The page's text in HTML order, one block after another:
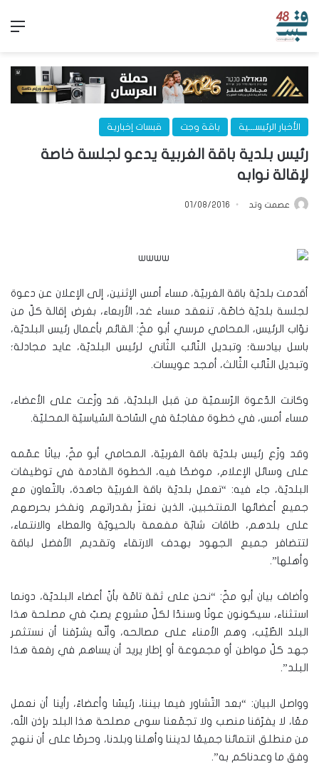
الأخبار الرئيســـية باقة وجت قبسات إخبارية
رئيس بلدية باقة الغربية يدعو لجلسة خاصة
لإقالة نوابه
عصمت وتد 01/08/2016
أقدمت بلديّة باقة الغربيّة، مساء أمس الإثنين، إلى الإعلان عن دعوة
لجلسة بلديّة خاصّة، تنعقد مساء غد، الأربعاء، بغرض إقالة كلّ من
نوّاب الرئيس، المحامي مرسي أبو مخّ: القائم بأعمال رئيس البلديّة،
باسل بيادسة؛ وتبديل النّائب الثّاني لرئيس البلديّة، عايد مجادلة؛
وتبديل النّائب الثّالث، أمجد عويسات.
وكانت الدّعوة الرّسميّة من قبل البلديّة، قد وزّعت على الأعضاء،
مساء أمس، في خطوة مفاجئة في السّاحة السّياسيّة المحليّة.
وقد وزّع رئيس بلديّة باقة الغربيّة، المحامي أبو مخّ، بيانًا عمّمه
على وسائل الإعلام، موضحًا فيه، الخطوة القادمة في توظيفات
البلديّة، جاء فيه: “تعمل بلديّة باقة الغربيّة جاهدة، بالتّعاون مع
جميع أعضائها المنتخبين، الذين نعتزّ بقدراتهم ونفخر بحرصهم
على بلدهم، طاقات شابّة مفعمة بالحيويّة والعطاء والانتماء،
لتتضافر جميع الجهود بهدف الارتقاء وتقديم الأفضل لباقة
وأهلها”.
وأضاف بيان أبو مخّ: “نحن على ثقة تامّة بأنّ أعضاء البلديّة، دونما
استثناء، سيكونون عونًا وسندًا لكلّ مشروع يصبّ في مصلحة هذا
البلد الطّيّب، وهم الأمناء على مصالحه، وأنّه يشرّفنا أن نستثمر
جهد كلّ مواطن أو مجموعة أو إطار يريد أن يساهم في رفعة هذا
البلد”.
وواصل البيان: “بعد التّشاور فيما بيننا، رئيسًا وأعضاءً، رأينا أن نعمل
معًا، لا يفرّقنا منصب ولا تجمّعنا سوى مصلحة هذا البلد بإذن الله،
من منطلق انتمائنا جميعًا لديننا وأهلنا وبلدنا، وحرصًا على أن ننهج
وفق ما وعدناكم به”.